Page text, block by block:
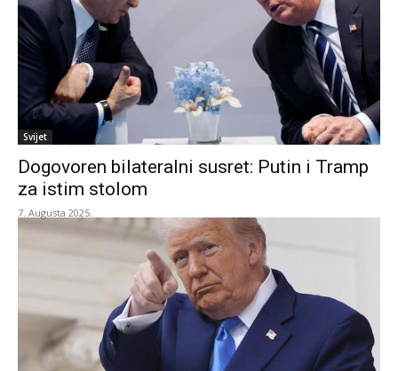
Svijet
Dogovoren bilateralni susret: Putin i Tramp
za istim stolom
7. Augusta 2025.